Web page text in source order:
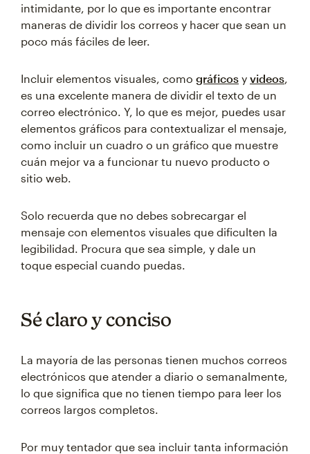
intimidante, por lo que es importante encontrar
maneras de dividir los correos y hacer que sean un
poco más fáciles de leer.
Incluir elementos visuales, como gráficos y videos,
es una excelente manera de dividir el texto de un
correo electrónico. Y, lo que es mejor, puedes usar
elementos gráficos para contextualizar el mensaje,
como incluir un cuadro o un gráfico que muestre
cuán mejor va a funcionar tu nuevo producto o
sitio web.
Solo recuerda que no debes sobrecargar el
mensaje con elementos visuales que dificulten la
legibilidad. Procura que sea simple, y dale un
toque especial cuando puedas.
Sé claro y conciso
La mayoría de las personas tienen muchos correos
electrónicos que atender a diario o semanalmente,
lo que significa que no tienen tiempo para leer los
correos largos completos.
Por muy tentador que sea incluir tanta información